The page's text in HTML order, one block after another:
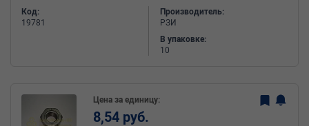
Код:
19781
Производитель:
РЗИ
В упаковке:
10
Цена за единицу:
8,54 руб.